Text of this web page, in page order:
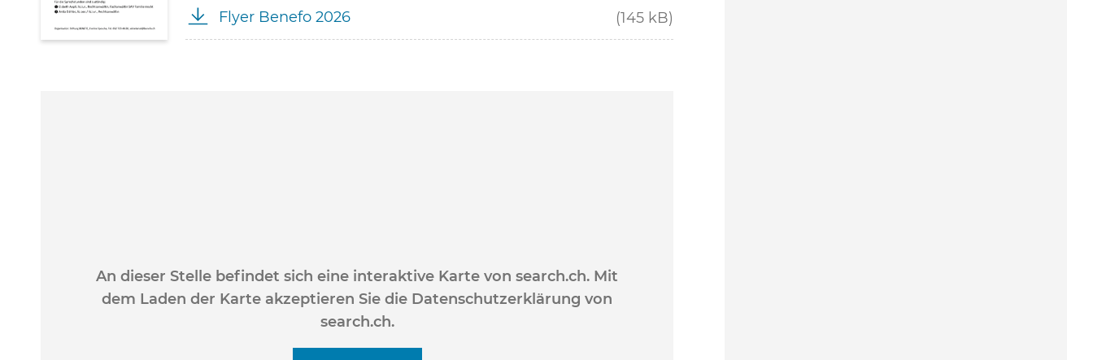
Flyer Benefo 2026 (145 kB)
An dieser Stelle befindet sich eine interaktive Karte von search.ch. Mit
dem Laden der Karte akzeptieren Sie die Datenschutzerklärung von
search.ch.